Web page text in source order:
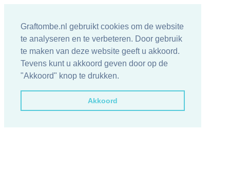
Graftombe.nl gebruikt cookies om de website
te analyseren en te verbeteren. Door gebruik
te maken van deze website geeft u akkoord.
Tevens kunt u akkoord geven door op de
"Akkoord" knop te drukken.
Akkoord